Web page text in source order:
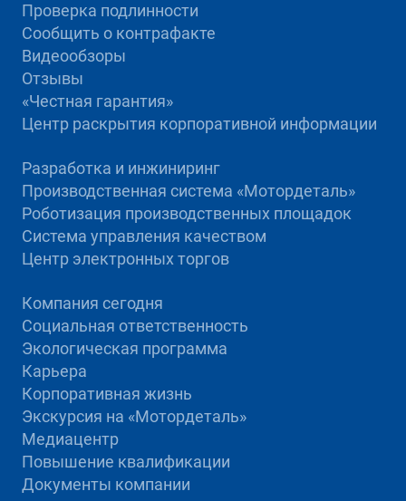
Проверка подлинности
Сообщить о контрафакте
Видеообзоры
Отзывы
«Честная гарантия»
Центр раскрытия корпоративной информации
Разработка и инжиниринг
Производственная система «Mотордеталь»
Роботизация производственных площадок
Система управления качеством
Центр электронных торгов
Компания сегодня
Социальная ответственность
Экологическая программа
Карьера
Корпоративная жизнь
Экскурсия на «Мотордеталь»
Медиацентр
Повышение квалификации
Документы компании